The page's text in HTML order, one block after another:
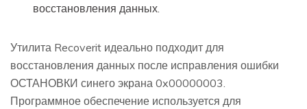
восстановления данных.
Утилита Recoverit идеально подходит для
восстановления данных после исправления ошибки
ОСТАНОВКИ синего экрана 0x00000003.
Программное обеспечение используется для